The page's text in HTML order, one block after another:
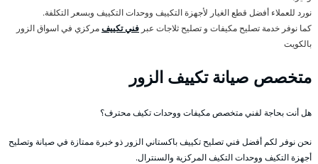
نورد للعملاء أفضل قطع الغيار لأجهزة التكييف ووحدات التكييف وبسعر التكلفة.
كما نوفر خدمة تصليح مكيفات و تصليح ثلاجات عبر فني تكييفمركزي في اسواق الزور
بالكويت
متخصص صيانة تكييف الزور
هل أنت بحاجة لفني متخصص مكيفات ووحدات تكيف محترف؟
نحن نوفر لكم أفضل فني تصليح تكييف باكستاني الزور ذو خبرة ممتازة في صيانة وتصليح
أجهزة التكيف ووحدات التكيف المركزية والسنترال.